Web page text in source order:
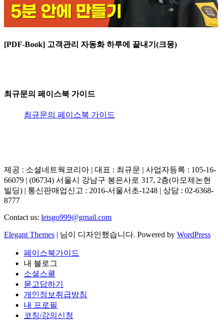
[PDF-Book] 고객관리 자동화 하루에 끝내기(크몽)
최규문의 페이스북 가이드
최규문의 페이스북 가이드
제공 : 소셜네트웍코리아 | 대표 : 최규문 | 사업자등록 : 105-16-
66079 | (06734) 서울시 강남구 봉은사로 317, 2층(아모제논현
빌딩) | 통신판매업신고 : 2016-서울서초-1248 | 상담 : 02-6368-
8777
Contact us: letsgo999@gmail.com
Elegant Themes | 님이 디자인했습니다. Powered by WordPress
페이스북가이드
내 블로그
소셜스쿨
묻고답하기
개인정보취급방침
내 프로필
코칭/강의신청